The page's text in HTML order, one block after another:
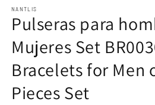
NANTLIS
Pulseras para
Mujeres Set
Bracelets for Men
Pieces Set